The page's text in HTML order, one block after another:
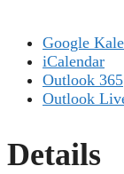
Google
iCalendar
Outlook 365
Outlook
Details